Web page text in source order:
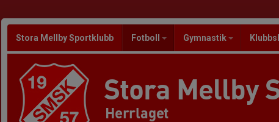
Stora Mellby Sportklubb Fotboll Gymnastik
Stora Mellby
Herrlaget